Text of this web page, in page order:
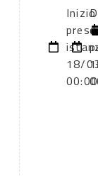
Inizio
18/
00:00